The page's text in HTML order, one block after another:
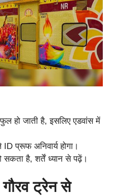
हो जाती है, इसलिए एडवांस में
प्रूफ अनिवार्य होगा।
है, शर्तें ध्यान से पढ़ें।
ट्रेन से